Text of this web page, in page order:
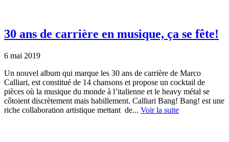
30 ans de carrière en musique, ça se fête!
6 mai 2019
Un nouvel album qui marque les 30 ans de carrière de Marco
Calliari, est constitué de 14 chansons et propose un cocktail de
pièces où la musique du monde à l’italienne et le heavy métal se
côtoient discrètement mais habillement. Calliari Bang! Bang! est une
riche collaboration artistique mettant de... Voir la suite